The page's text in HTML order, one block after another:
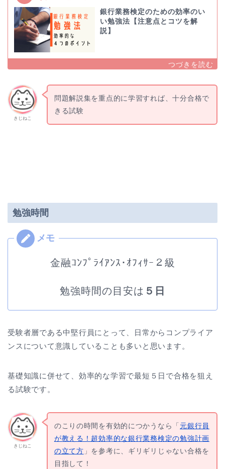
銀行業務検定のための効率のい
い勉強法【注意点とコツを解
説】
きじねこ
問題解説集を重点的に学習すれば、十分合格で
きる試験
勉強時間
金融ｺﾝﾌﾟﾗｲｱﾝｽ･ｵﾌｨｻｰ２級
勉強時間の目安は ５日
受験者層である中堅行員にとって、日常からコンプライア
ンスについて意識していることも多いと思います。
基礎知識に併せて、効率的な学習で最短５日で合格を狙え
る試験です。
きじねこ
のこりの時間を有効的につかうなら「 元銀行員
が教える！超効率的な銀行業務検定の勉強計画
の立て方 」を参考に、ギリギリじゃない合格を
目指して！